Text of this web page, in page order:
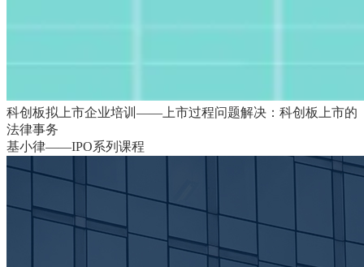
科创板拟上市企业培训——上市过程问题解决：科创板上市的
法律事务
基小律——IPO系列课程